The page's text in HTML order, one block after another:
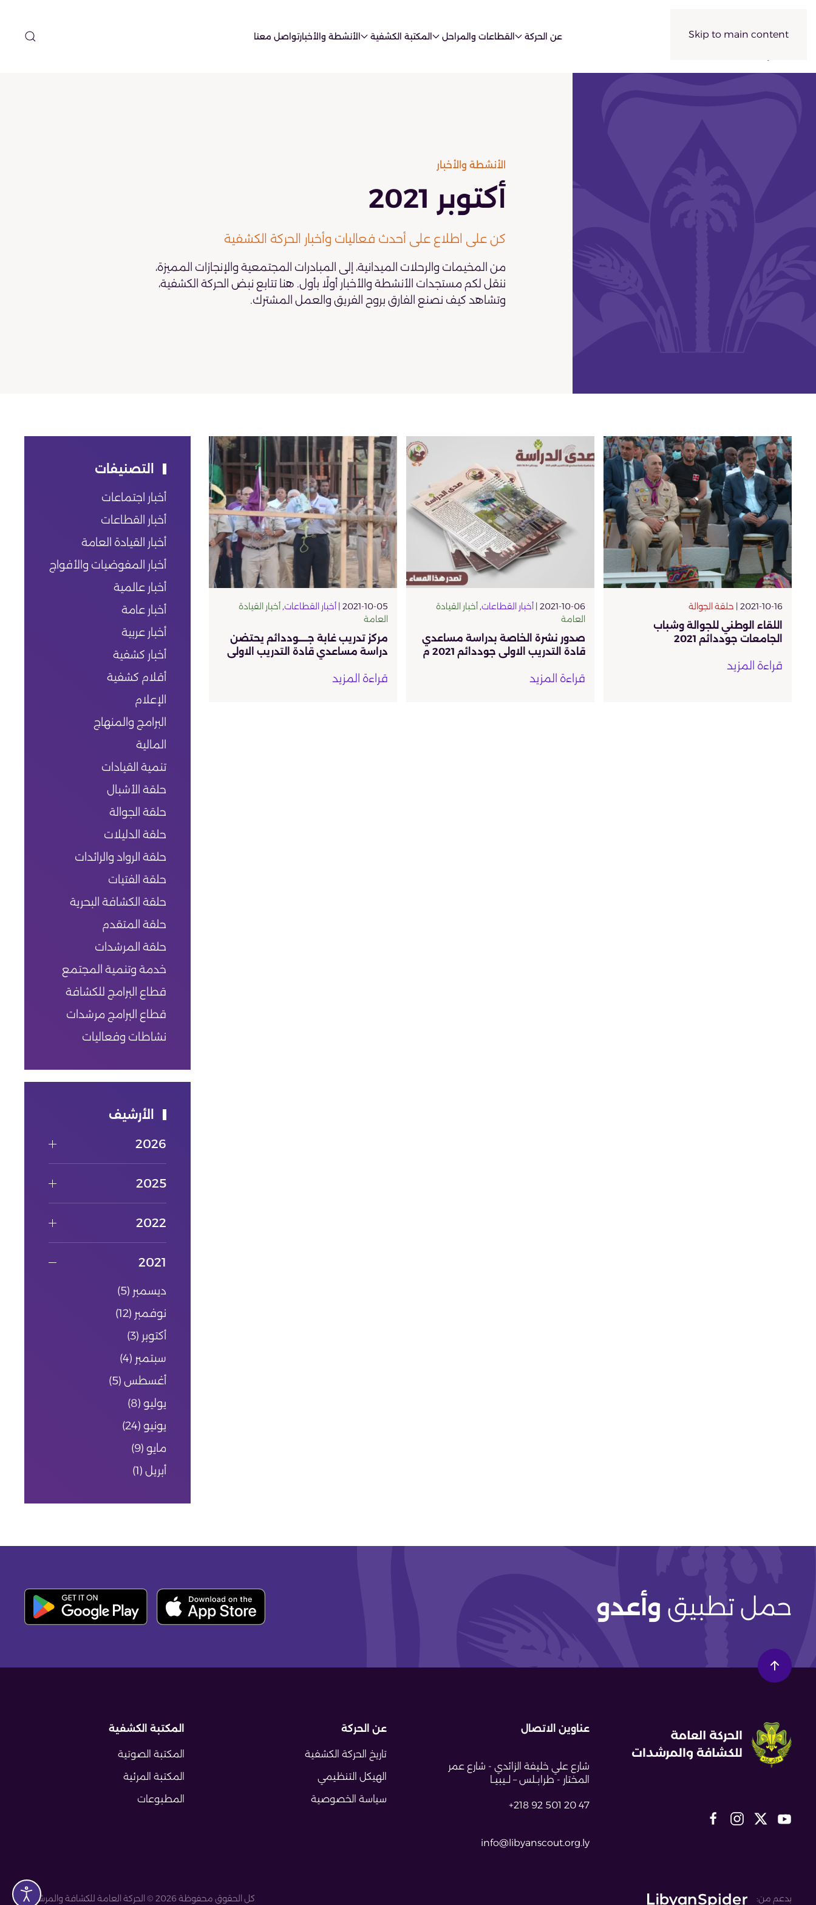
Skip to main content عن الحركة القطاعات والمراحل المكتبة الكشفية الأنشطة والأخبارتواصل معنا
الأنشطة والأخبار
2021 أكتوبر
كن على اطلاع على أحدث فعاليات وأخبار الحركة الكشفية
من المخيمات والرحلات الميدانية، إلى المبادرات المجتمعية والإنجازات المميزة،
ننقل لكم مستجدات الأنشطة والأخبار أولًا بأول. هنا تتابع نبض الحركة الكشفية،
وتشاهد كيف نصنع الفارق بروح الفريق والعمل المشترك.
2021-10-16 | حلقة الجوالة
اللقاء الوطني للجوالة وشباب
الجامعات جوددائم 2021
قراءة المزيد
2021-10-06 | أخبار القطاعات,أخبار القيادة
العامة
صدور نشرة الخاصة بدراسة مساعدي
قادة التدريب الاولى جوددائم 2021 م
قراءة المزيد
2021-10-05 | أخبار القطاعات,أخبار القيادة
العامة
مركز تدريب غابة جـــــوددائم يحتضن
دراسة مساعدي قادة التدريب الاولى
قراءة المزيد
التصنيفات
أخبار اجتماعات
أخبار القطاعات
أخبار القيادة العامة
أخبار المفوضيات والأفواج
أخبار عالمية
أخبار عامة
أخبار عربية
أخبار كشفية
أقلام كشفية
الإعلام
البرامج والمنهاج
المالية
تنمية القيادات
حلقة الأشبال
حلقة الجوالة
حلقة الدليلات
حلقة الرواد والرائدات
حلقة الفتيات
حلقة الكشافة البحرية
حلقة المتقدم
حلقة المرشدات
خدمة وتنمية المجتمع
قطاع البرامج للكشافة
قطاع البرامج مرشدات
نشاطات وفعاليات
الأرشيف
2026
2025
2022
2021
ديسمبر (5)
نوفمبر (12)
أكتوبر (3)
سبتمبر (4)
أغسطس (5)
يوليو (8)
يونيو (24)
مايو (9)
أبريل (1)
حمل تطبيق وأعدو
عناوين الاتصال
شارع علي خليفة الزائدي - شارع عمر
المختار - طرابــلس – لــيبيــا
+218 92 501 20 47
info@libyanscout.org.ly
عن الحركة
تاريخ الحركة الكشفية
الهيكل التنظيمي
سياسة الخصوصية
المكتبة الكشفية
المكتبة الصوتية
المكتبة المرئية
المطبوعات
بدعم من: كل الحقوق محفوظة 2026 © الحركة العامة للكشافة والمرشدات